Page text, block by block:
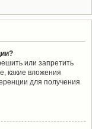
или запретить
какие вложения
для получения